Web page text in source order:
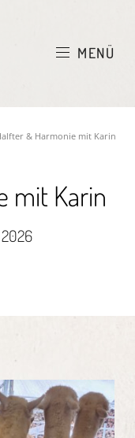
MENÜ
& Harmonie mit Karin
mit Karin